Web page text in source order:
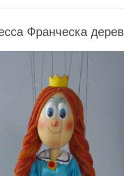
Франческа